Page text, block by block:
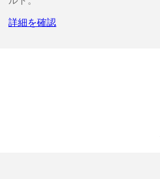
詳細を確認